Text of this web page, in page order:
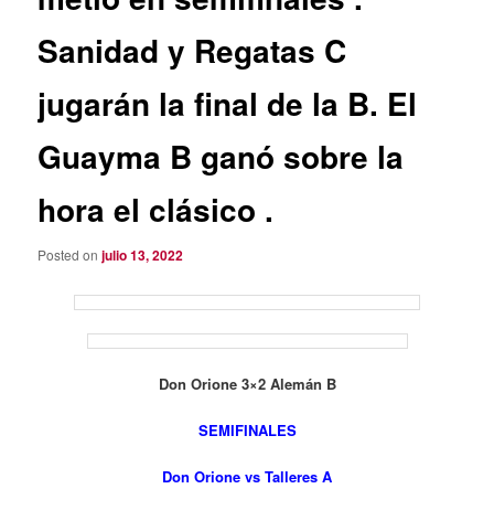
Sanidad y Regatas C
jugarán la final de la B. El
Guayma B ganó sobre la
hora el clásico .
Posted onjulio 13, 2022
Don Orione 3×2 Alemán B
SEMIFINALES
Don Orione vs Talleres A